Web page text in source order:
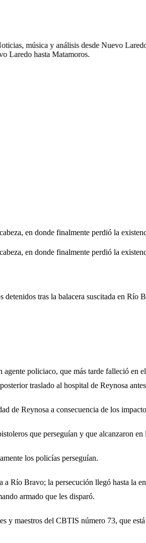
música y análisis desde Nuevo Laredo
hasta Matamoros.
en donde finalmente perdió la
en donde finalmente perdió la
detenidos tras la balacera suscitada en Río
policiaco, que más tarde falleció en
traslado al hospital de Reynosa
de Reynosa a consecuencia de los
que perseguían y que alcanzaron
los policías perseguían.
Río Bravo; la persecución llegó hasta la
armado que les disparó.
maestros del CBTIS número 73, que